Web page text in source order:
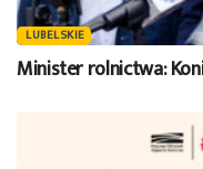
LUBELSKIE
Minister rolnictwa: